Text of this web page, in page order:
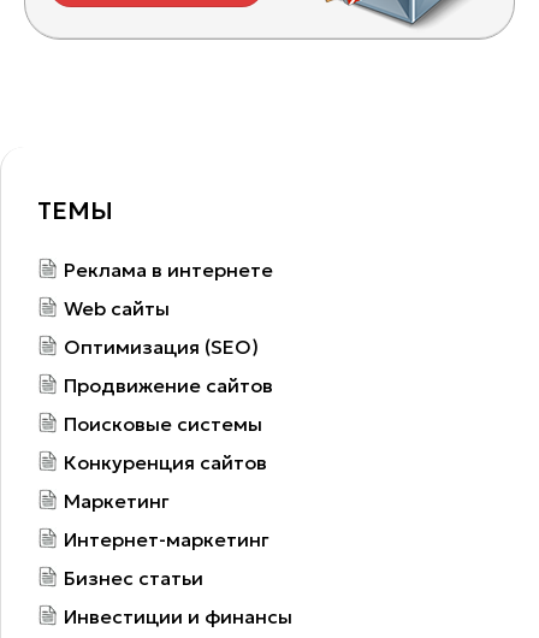
ТЕМЫ
Реклама в интернете
Web сайты
Оптимизация (SEO)
Продвижение сайтов
Поисковые системы
Конкуренция сайтов
Маркетинг
Интернет-маркетинг
Бизнес статьи
Инвестиции и финансы